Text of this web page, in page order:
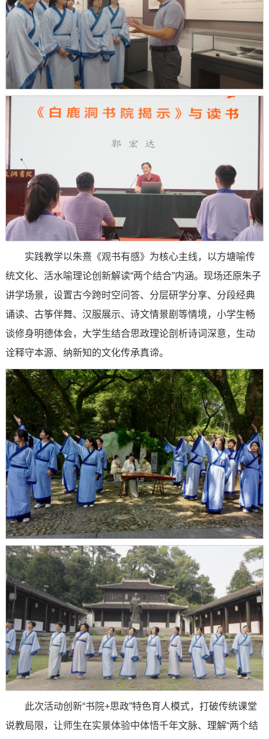
实践教学以朱熹《观书有感》为核心主线，以方塘喻传
统文化、活水喻理论创新解读“两个结合”内涵。现场还原朱子
讲学场景，设置古今跨时空问答、分层研学分享、分段经典
诵读、古筝伴舞、汉服展示、诗文情景剧等情境，小学生畅
谈修身明德体会，大学生结合思政理论剖析诗词深意，生动
诠释守本源、纳新知的文化传承真谛。
此次活动创新“书院+思政”特色育人模式，打破传统课堂
说教局限，让师生在实景体验中体悟千年文脉、理解“两个结